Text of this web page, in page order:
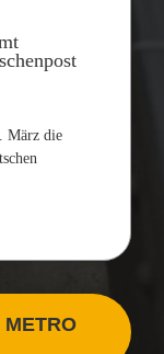
März die